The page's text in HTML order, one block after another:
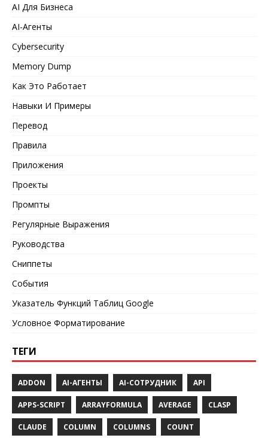
AI Для Бизнеса
AI-Агенты
Cybersecurity
Memory Dump
Как Это Работает
Навыки И Примеры
Перевод
Правила
Приложения
Проекты
Промпты
Регулярные Выражения
Руководства
Сниппеты
События
Указатель Функций Таблиц Google
Условное Форматирование
ТЕГИ
ADDON AI-АГЕНТЫ AI-СОТРУДНИК API
APPS-SCRIPT ARRAYFORMULA AVERAGE CLASP
CLAUDE COLUMN COLUMNS COUNT